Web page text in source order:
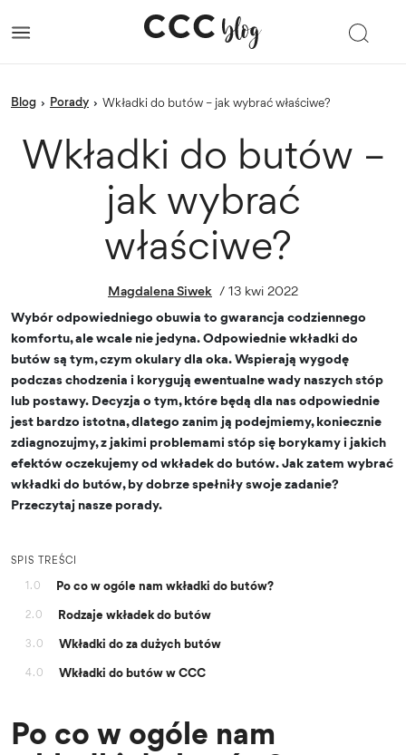
blog › porady › Wkładki do butów – jak wybrać właściwe?
Wkładki do butów –
jak wybrać
właściwe?
Magdalena Siwek / 13 kwi 2022
Wybór odpowiedniego obuwia to gwarancja codziennego
komfortu, ale wcale nie jedyna. Odpowiednie wkładki do
butów są tym, czym okulary dla oka. Wspierają wygodę
podczas chodzenia i korygują ewentualne wady naszych stóp
lub postawy. Decyzja o tym, które będą dla nas odpowiednie
jest bardzo istotna, dlatego zanim ją podejmiemy, koniecznie
zdiagnozujmy, z jakimi problemami stóp się borykamy i jakich
efektów oczekujemy od wkładek do butów. Jak zatem wybrać
wkładki do butów, by dobrze spełniły swoje zadanie?
Przeczytaj nasze porady.
SPIS TREŚCI
1.0
Po co w ogóle nam wkładki do butów?
2.0 Rodzaje wkładek do butów
3.0 Wkładki do za dużych butów
4.0 Wkładki do butów w CCC
Po co w ogóle nam